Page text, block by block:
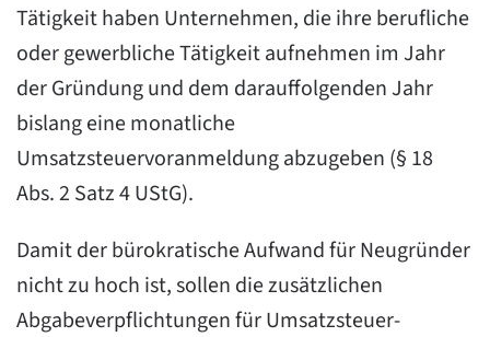
Tätigkeit haben Unternehmen, die ihre berufliche
oder gewerbliche Tätigkeit aufnehmen im Jahr
der Gründung und dem darauffolgenden Jahr
bislang eine monatliche
Umsatzsteuervoranmeldung abzugeben (§ 18
Abs. 2 Satz 4 UStG).
Damit der bürokratische Aufwand für Neugründer
nicht zu hoch ist, sollen die zusätzlichen
Abgabeverpflichtungen für Umsatzsteuer-